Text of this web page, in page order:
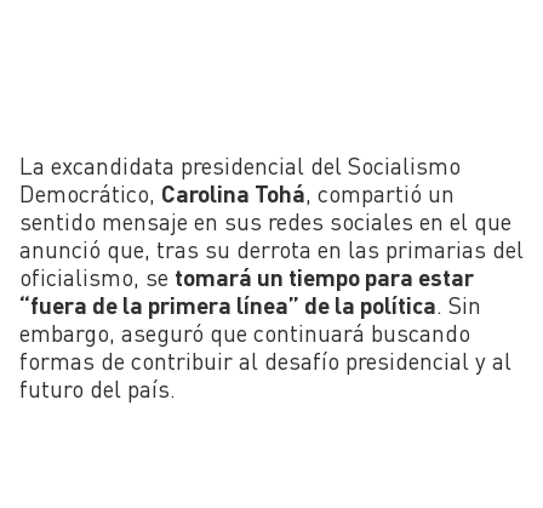
La excandidata presidencial del Socialismo
Democrático, Carolina Tohá , compartió un
sentido mensaje en sus redes sociales en el que
anunció que, tras su derrota en las primarias del
oficialismo, se tomará un tiempo para estar
“fuera de la primera línea” de la política . Sin
embargo, aseguró que continuará buscando
formas de contribuir al desafío presidencial y al
futuro del país.